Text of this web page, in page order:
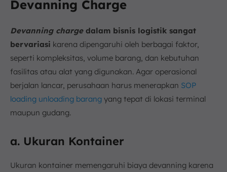
Devanning Charge
Devanning chargedalam bisnis logistik sangat
bervariasi karena dipengaruhi oleh berbagai faktor,
seperti kompleksitas, volume barang, dan kebutuhan
fasilitas atau alat yang digunakan. Agar operasional
berjalan lancar, perusahaan harus menerapkan SOP
loading unloading barang yang tepat di lokasi terminal
maupun gudang.
a. Ukuran Kontainer
Ukuran kontainer memengaruhi biaya devanning karena